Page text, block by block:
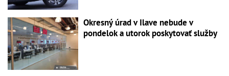
Okresný úrad v Ilave nebude v
pondelok a utorok poskytovať služby